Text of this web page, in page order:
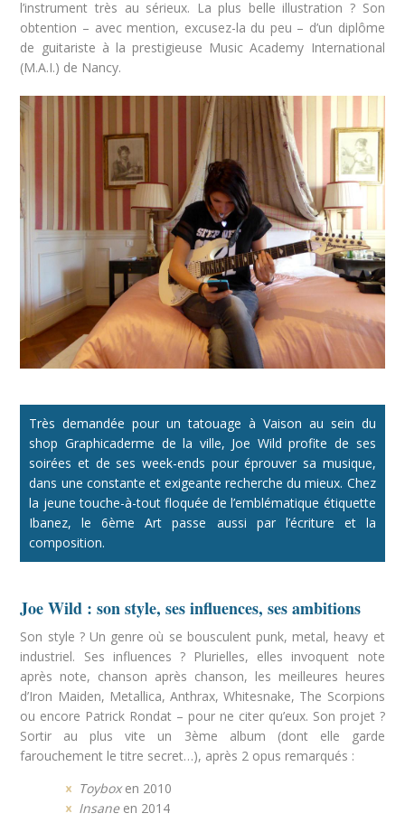
l’instrument très au sérieux. La plus belle illustration ? Son
obtention – avec mention, excusez-la du peu – d’un diplôme
de guitariste à la prestigieuse Music Academy International
(M.A.I.) de Nancy.
Très demandée pour un tatouage à Vaison au sein du
shop Graphicaderme de la ville, Joe Wild profite de ses
soirées et de ses week-ends pour éprouver sa musique,
dans une constante et exigeante recherche du mieux. Chez
la jeune touche-à-tout floquée de l’emblématique étiquette
Ibanez, le 6ème Art passe aussi par l’écriture et la
composition.
Joe Wild : son style, ses influences, ses ambitions
Son style ? Un genre où se bousculent punk, metal, heavy et
industriel. Ses influences ? Plurielles, elles invoquent note
après note, chanson après chanson, les meilleures heures
d’Iron Maiden, Metallica, Anthrax, Whitesnake, The Scorpions
ou encore Patrick Rondat – pour ne citer qu’eux. Son projet ?
Sortir au plus vite un 3ème album (dont elle garde
farouchement le titre secret…), après 2 opus remarqués :
Toyboxen 2010
Insane en 2014